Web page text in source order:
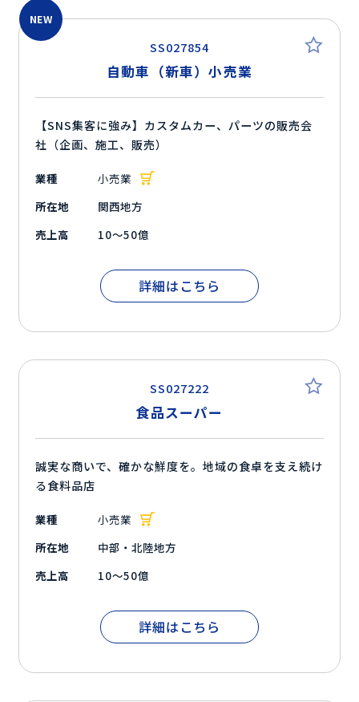
SS027854
NEW
自動車（新車）小売業
【SNS集客に強み】カスタムカー、パーツの販売会
社（企画、施工、販売）
業種
小売業
所在地
関西地方
売上高
10～50億
詳細はこちら
SS027222
食品スーパー
誠実な商いで、確かな鮮度を。地域の食卓を支え続け
る食料品店
業種
小売業
所在地
中部・北陸地方
売上高
10～50億
詳細はこちら